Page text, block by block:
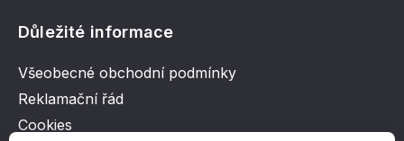
Důležité informace
Všeobecné obchodní podmínky
Reklamační řád
Cookies